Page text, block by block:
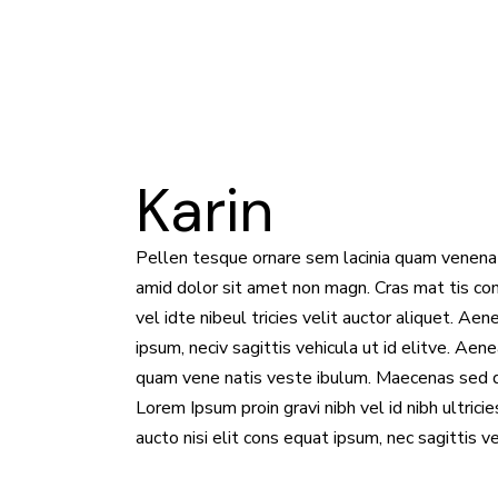
Karin
Pellen tesque ornare sem lacinia quam
amid dolor sit amet non magn. Cras mat tis
vel idte nibeul tricies velit auctor aliquet.
ipsum, neciv sagittis vehicula ut id elitve.
quam vene natis veste ibulum. Maecenas sed
Lorem Ipsum proin gravi nibh vel id nibh
aucto nisi elit cons equat ipsum, nec sagittis